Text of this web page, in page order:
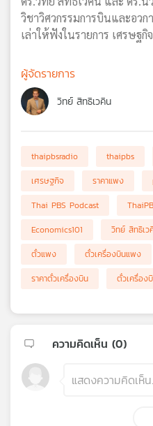
วิชาวิศวกรรมการบินและอว
เล่าให้ฟังในรายการ เศรษฐ
ผู้จัดรายการ
วิทย์ สิทธิเวคิน
thaipbsradio thaipbs
เศรษฐกิจ
ราคาแพง
Thai PBS Podcast
Economics101
วิทย์ สิทธิเว
ตั๋วแพง
ตั๋วเครื่องบินแพง
ราคาตั๋วเครื่องบิน
ตั๋วเครื่อง
ความคิดเห็น (0)